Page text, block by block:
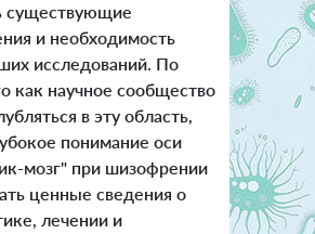
существующие
и необходимость
исследований. По
как научное сообщество
в эту область,
понимание оси
мозг" при шизофрении
ценные сведения о
лечении и